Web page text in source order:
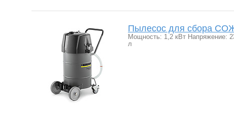
Пылесос для сбора
Мощность: 1,2 кВт Напряжение:
л